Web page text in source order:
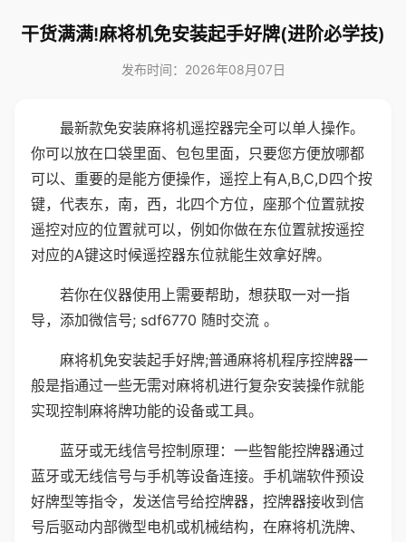
干货满满!麻将机免安装起手好牌(进阶必学技)
发布时间：2026年08月07日
最新款免安装麻将机遥控器完全可以单人操作。
你可以放在口袋里面、包包里面，只要您方便放哪都
可以、重要的是能方便操作，遥控上有A,B,C,D四个按
键，代表东，南，西，北四个方位，座那个位置就按
遥控对应的位置就可以，例如你做在东位置就按遥控
对应的A键这时候遥控器东位就能生效拿好牌。
若你在仪器使用上需要帮助，想获取一对一指
导，添加微信号; sdf6770 随时交流 。
麻将机免安装起手好牌;普通麻将机程序控牌器一
般是指通过一些无需对麻将机进行复杂安装操作就能
实现控制麻将牌功能的设备或工具。
蓝牙或无线信号控制原理：一些智能控牌器通过
蓝牙或无线信号与手机等设备连接。手机端软件预设
好牌型等指令，发送信号给控牌器，控牌器接收到信
号后驱动内部微型电机或机械结构，在麻将机洗牌、